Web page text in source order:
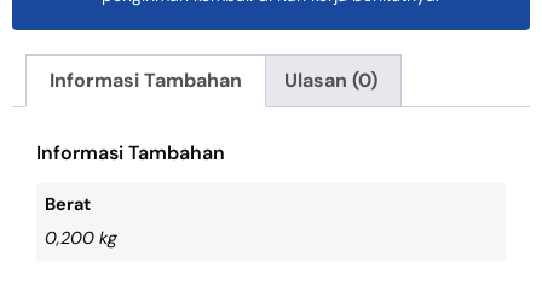
Informasi Tambahan Ulasan (0)
Informasi Tambahan
Berat
0,200 kg